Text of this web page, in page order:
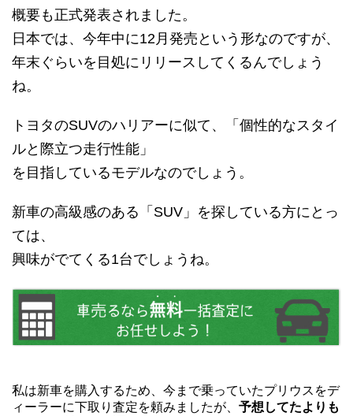
概要も正式発表されました。
日本では、今年中に12月発売という形なのですが、
年末ぐらいを目処にリリースしてくるんでしょう
ね。
トヨタのSUVのハリアーに似て、「個性的なスタイ
ルと際立つ走行性能」
を目指しているモデルなのでしょう。
新車の高級感のある「SUV」を探している方にとっ
ては、
興味がでてくる1台でしょうね。
私は新車を購入するため、今まで乗っていたプリウスをデ
ィーラーに下取り査定を頼みましたが、 予想してたよりも